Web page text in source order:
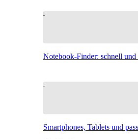
Notebook-Finder: schnell
Smartphones, Tablets und